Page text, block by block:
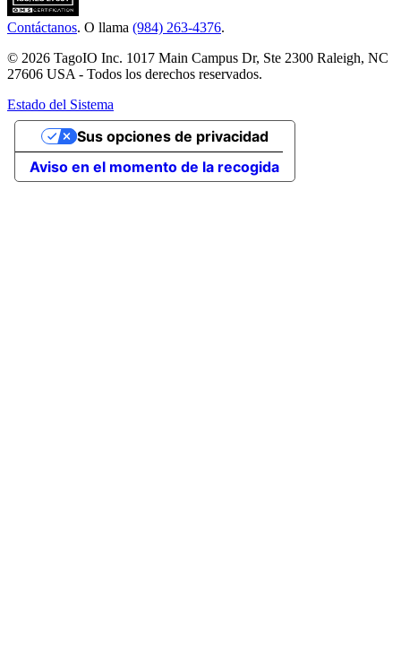
Contáctanos. O llama (984) 263-4376.
© 2026 TagoIO Inc. 1017 Main Campus Dr, Ste 2300 Raleigh, NC
27606 USA - Todos los derechos reservados.
Estado del Sistema
Aviso en el momento de la recogida
Sus opciones de privacidad